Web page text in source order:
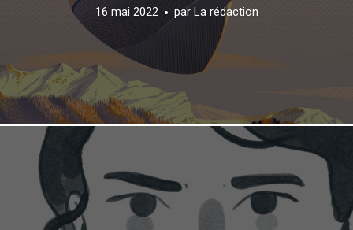
16 mai 2022 par La rédaction